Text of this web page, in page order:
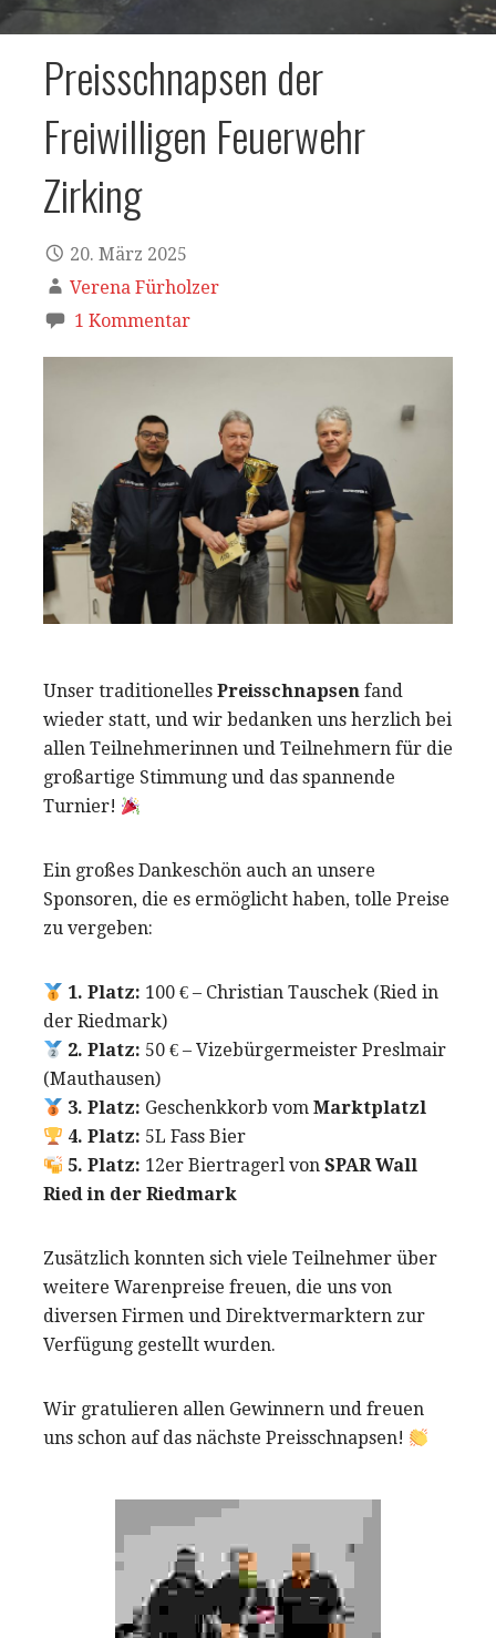
Preisschnapsen der
Freiwilligen Feuerwehr
Zirking
20. März 2025
Verena Fürholzer
1 Kommentar
Unser traditionelles Preisschnapsen fand
wieder statt, und wir bedanken uns herzlich bei
allen Teilnehmerinnen und Teilnehmern für die
großartige Stimmung und das spannende
Turnier!
Ein großes Dankeschön auch an unsere
Sponsoren, die es ermöglicht haben, tolle Preise
zu vergeben:
1. Platz: 100 € – Christian Tauschek (Ried in
der Riedmark)
2. Platz: 50 € – Vizebürgermeister Preslmair
(Mauthausen)
3. Platz: Geschenkkorb vomMarktplatzl
4. Platz: 5L Fass Bier
5. Platz: 12er Biertragerl vonSPAR Wall
Ried in der Riedmark
Zusätzlich konnten sich viele Teilnehmer über
weitere Warenpreise freuen, die uns von
diversen Firmen und Direktvermarktern zur
Verfügung gestellt wurden.
Wir gratulieren allen Gewinnern und freuen
uns schon auf das nächste Preisschnapsen!